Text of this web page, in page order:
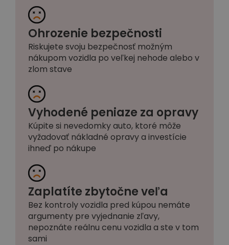
Ohrozenie bezpečnosti
Riskujete svoju bezpečnosť možným
nákupom vozidla po veľkej nehode alebo v
zlom stave
Vyhodené peniaze za opravy
Kúpite si nevedomky auto, ktoré môže
vyžadovať nákladné opravy a investície
ihneď po nákupe
Zaplatíte zbytočne veľa
Bez kontroly vozidla pred kúpou nemáte
argumenty pre vyjednanie zľavy,
nepoznáte reálnu cenu vozidla a ste v tom
sami